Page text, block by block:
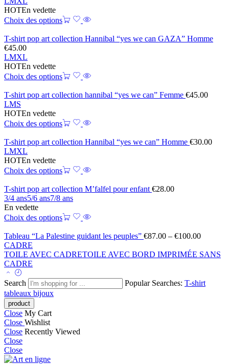
HOTEn vedette
Choix des options
T-shirt pop art collection Hannibal “yes we can GAZA” Homme
€45.00
LMXL
HOTEn vedette
Choix des options
T-shirt pop art collection hannibal “yes we can” Femme €45.00
LMS
HOTEn vedette
Choix des options
T-shirt pop art collection Hannibal “yes we can” Homme €30.00
LMXL
HOTEn vedette
Choix des options
T-shirt pop art collection M’falfel pour enfant €28.00
3/4 ans5/6 ans7/8 ans
En vedette
Choix des options
Tableau “La Palestine guidant les peuples” €87.00 – €100.00
CADRE
TOILE AVEC CADRETOILE AVEC BORD IMPRIMÉE SANS
CADRE
Search Popular Searches: T-shirt
tableaux bijoux
Close My Cart
Close Wishlist
Close Recently Viewed
Close
Close